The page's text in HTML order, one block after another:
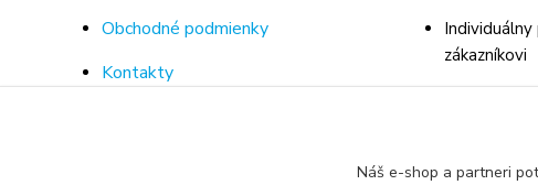
Obchodné podmienky
Kontakty
zákazníkovi
Náš e-shop a partneri